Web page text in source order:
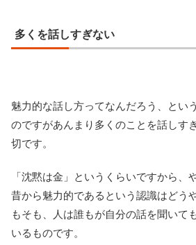
多くを話しすぎない
魅力的な話し方ってなんだろう、とい
のですがあんまり多くのことを話しす
切です。
「沈黙は金」というくらいですから、
昔から魅力的であるという認識はどう
もそも、人は誰もが自分の話を聞いて
いるものです。